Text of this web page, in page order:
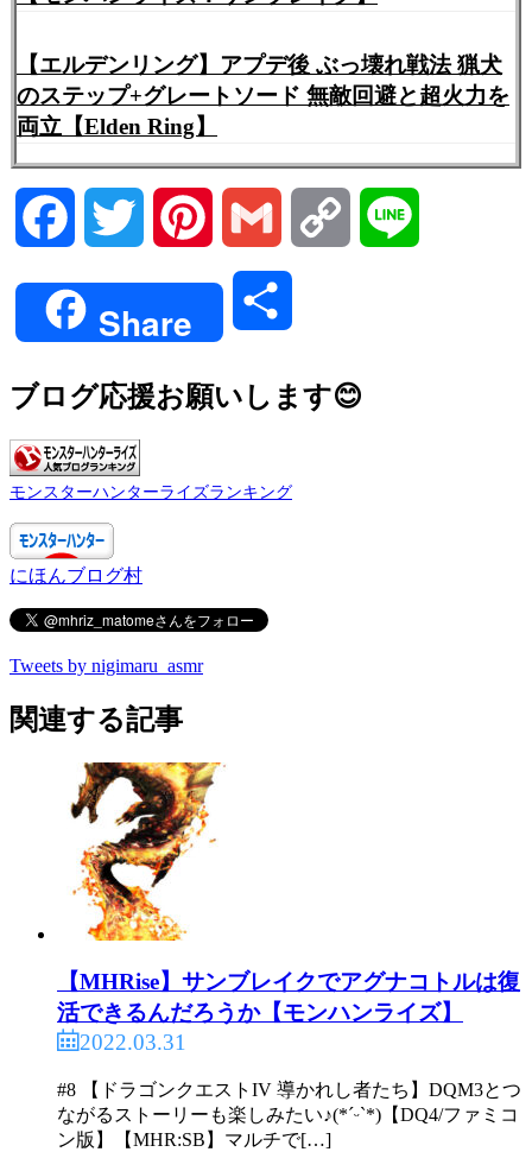
【エルデンリング】アプデ後 ぶっ壊れ戦法 猟犬
のステップ+グレートソード 無敵回避と超火力を
両立【Elden Ring】
Facebook Twitter Pinterest Gmail Copy
Share
ブログ応援お願いします😊
モンスターハンターライズランキング
にほんブログ村
Tweets by nigimaru_asmr
関連する記事
【MHRise】サンブレイクでアグナコトルは復
活できるんだろうか【モンハンライズ】
2022.03.31
#8 【ドラゴンクエストIV 導かれし者たち】DQM3とつ
ながるストーリーも楽しみたい♪(*ˊᵕˋ*)【DQ4/ファミコ
ン版】【MHR:SB】マルチで[…]